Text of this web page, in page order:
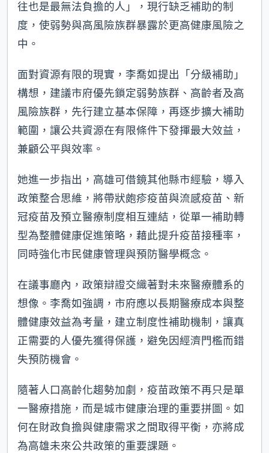
往也是最無法負擔的人」，現行缺乏補助的制
度，使弱勢與高風險族群暴露於更高健康風險之
中。
面對資源有限的現實，李喬如提出「分級補助」
構想，建議市府優先鎖定弱勢族群、高齡者及高
風險族群，先行建立基本保障，再逐步擴大補助
範圍，讓公共資源在有限條件下發揮最大效益，
兼顧公平與效率。
她進一步指出，高雄可借鏡其他縣市經驗，導入
政策整合思維，將帶狀皰疹疫苗與流感疫苗、新
冠疫苗及預立醫療制度相互連結，從單一補助轉
型為整體健康促進策略，藉此提升疫苗接種率，
同時強化市民健康管理與預防醫學概念。
在議事廳內，政策辯證交織著對未來醫療體系的
想像。李喬如強調，市府應以長期醫療成本與整
體健康效益為考量，建立制度性補助機制，讓真
正需要的人優先獲得保護，避免因經濟門檻而錯
失預防機會。
隨著人口高齡化趨勢加劇，疫苗政策不再只是單
一醫療措施，而是城市健康治理的重要拼圖。如
何在財政負擔與健康需求之間取得平衡，亦將成
為高雄未來公共政策的重要課題。